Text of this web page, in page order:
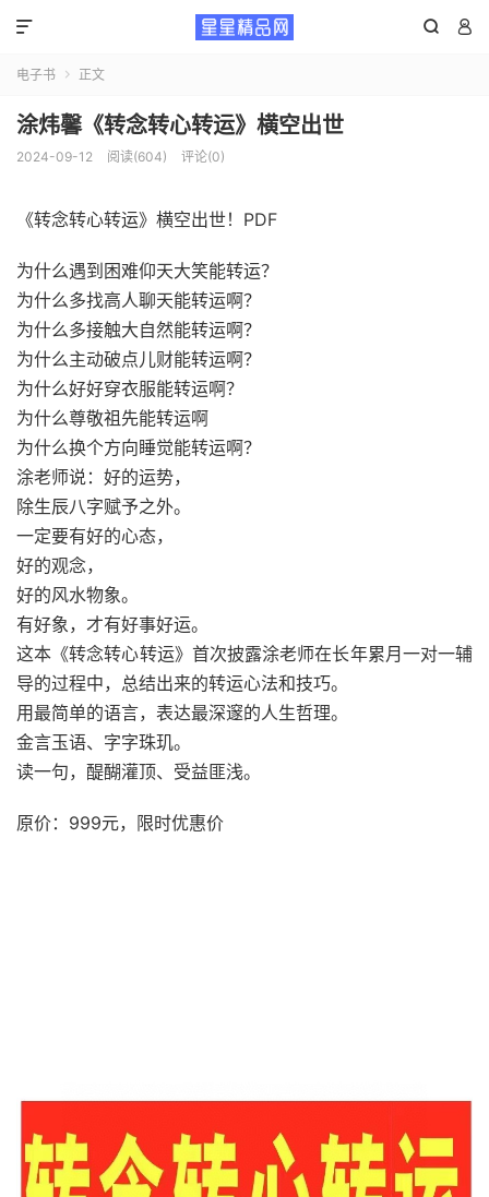
 

电子书  正文
涂炜馨《转念转心转运》横空出世
2024-09-12 阅读(604) 评论(0)
《转念转心转运》横空出世！PDF
为什么遇到困难仰天大笑能转运？
为什么多找高人聊天能转运啊？
为什么多接触大自然能转运啊？
为什么主动破点儿财能转运啊？
为什么好好穿衣服能转运啊？
为什么尊敬祖先能转运啊
为什么换个方向睡觉能转运啊？
涂老师说：好的运势，
除生辰八字赋予之外。
一定要有好的心态，
好的观念，
好的风水物象。
有好象，才有好事好运。
这本《转念转心转运》首次披露涂老师在长年累月一对一辅
导的过程中，总结出来的转运心法和技巧。
用最简单的语言，表达最深邃的人生哲理。
金言玉语、字字珠玑。
读一句，醍醐灌顶、受益匪浅。
原价：999元，限时优惠价